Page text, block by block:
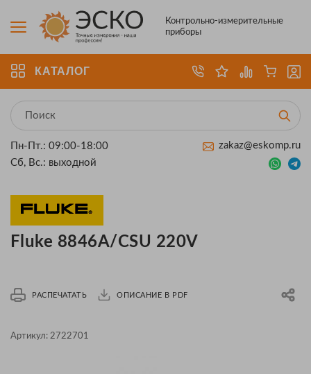
Контрольно-измерительные
приборы
КАТАЛОГ
Пн-Пт.: 09:00-18:00
Сб, Вс.: выходной
zakaz@eskomp.ru
Fluke 8846A/CSU 220V
РАСПЕЧАТАТЬ ОПИСАНИЕ В PDF
Артикул: 2722701